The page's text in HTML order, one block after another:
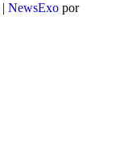
| NewsExo por